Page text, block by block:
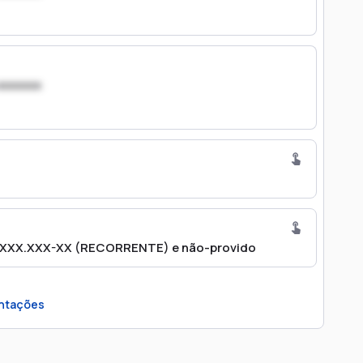
XX (RECORRENTE) e não-provido